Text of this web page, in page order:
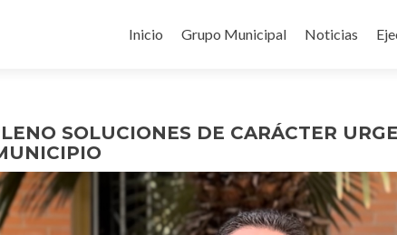
al
Inicio Grupo Municipal Noticias
SOLUCIONES DE CARÁCTER